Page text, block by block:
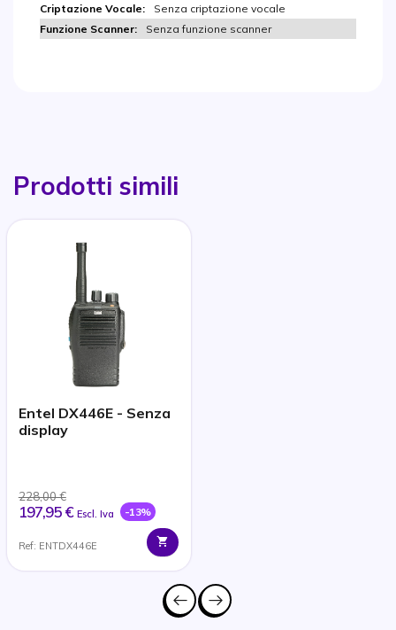
Senza criptazione vocale
Senza funzione scanner
Prodotti simili
Entel DX446E - Senza
display
228,00 €
197,95 € Escl. Iva -13%
Ref: ENTDX446E